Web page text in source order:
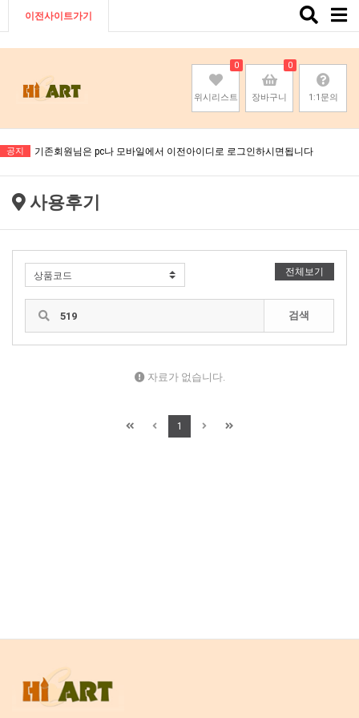
이전사이트가기
Toggle
위시리스트
0
장바구니
0
1:1문의
공지 기존회원님은 pc나 모바일에서 이전아이디로 로그인하시면됩니다
기존회원님은 pc나 모바일에서 이전아이디로 로그인하시면됩니다
기존회원님은 pc나 모바일에서 이전아이디로 로그인하시면됩니다
사용후기
전체보기
검색
자료가 없습니다.
1